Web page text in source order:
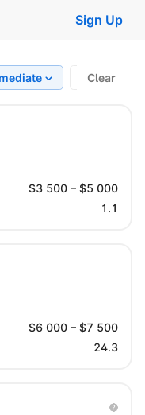
Sign Up
Region
Clear
$3 500 – $5 000
1.1
$6 000 – $7 500
24.3